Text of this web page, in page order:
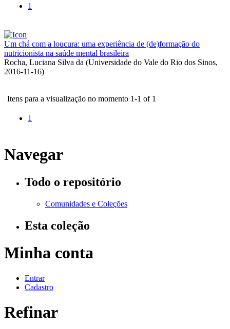
1
Um chá com a loucura: uma experiência de (de)formação do
nutricionista na saúde mental brasileira
Rocha, Luciana Silva da (Universidade do Vale do Rio dos Sinos,
2016-11-16)
Itens para a visualização no momento 1-1 of 1
1
Navegar
Todo o repositório
Comunidades e Coleções
Esta coleção
Minha conta
Entrar
Cadastro
Refinar